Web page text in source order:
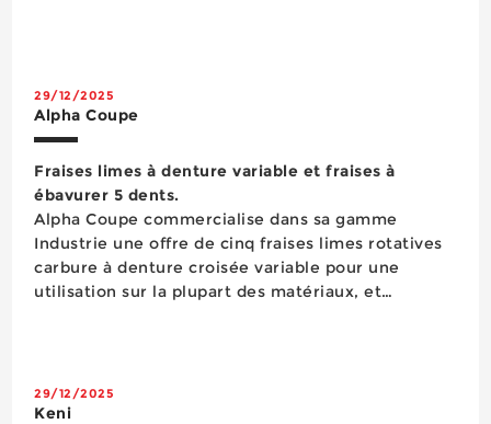
29/12/2025
Alpha Coupe
Fraises limes à denture variable et fraises à
ébavurer 5 dents.
Alpha Coupe commercialise dans sa gamme
Industrie une offre de cinq fraises limes rotatives
carbure à denture croisée variable pour une
utilisation sur la plupart des matériaux, et
coupants pro...
29/12/2025
Keni